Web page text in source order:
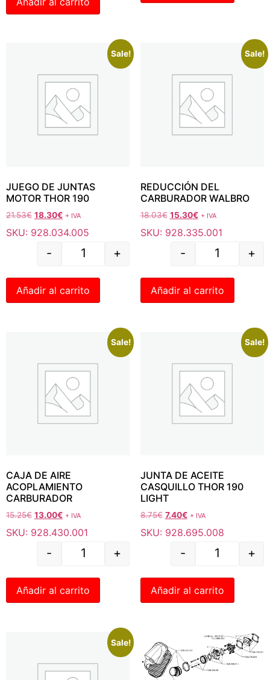
Sale!
JUEGO DE JUNTAS
MOTOR THOR 190
21.53€ 18.30€ + IVA
SKU: 928.034.005
- +
Añadir al carrito
Sale!
REDUCCIÓN DEL
CARBURADOR WALBRO
18.03€ 15.30€ + IVA
SKU: 928.335.001
- +
Añadir al carrito
Sale!
CAJA DE AIRE
ACOPLAMIENTO
CARBURADOR
15.25€ 13.00€ + IVA
SKU: 928.430.001
- +
Añadir al carrito
Sale!
JUNTA DE ACEITE
CASQUILLO THOR 190
LIGHT
8.75€ 7.40€ + IVA
SKU: 928.695.008
- +
Añadir al carrito
Sale!